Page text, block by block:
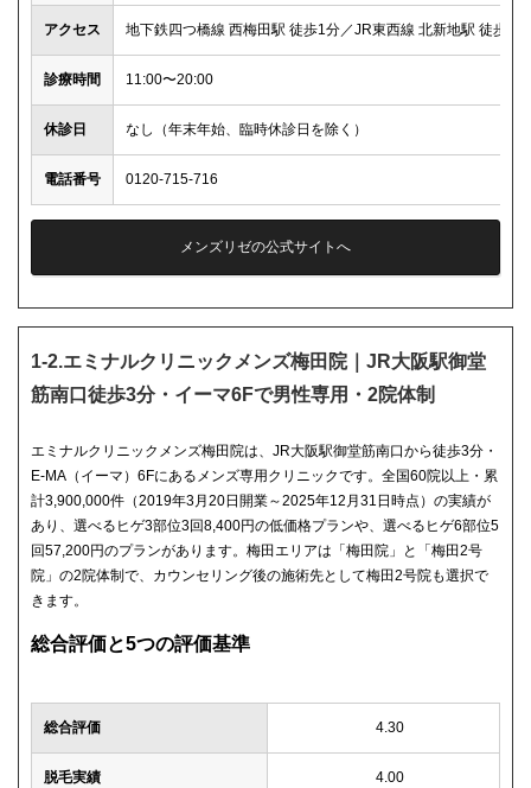
アクセス 地下鉄四つ橋線 西梅田駅 徒歩1分／JR東西線 北新地駅 徒歩3
診療時間 11:00〜20:00
休診日 なし（年末年始、臨時休診日を除く）
電話番号 0120-715-716
メンズリゼの公式サイトへ
1-2.エミナルクリニックメンズ梅田院｜JR大阪駅御堂
筋南口徒歩3分・イーマ6Fで男性専用・2院体制
エミナルクリニックメンズ梅田院は、JR大阪駅御堂筋南口から徒歩3分・
E-MA（イーマ）6Fにあるメンズ専用クリニックです。全国60院以上・累
計3,900,000件（2019年3月20日開業～2025年12月31日時点）の実績が
あり、選べるヒゲ3部位3回8,400円の低価格プランや、選べるヒゲ6部位5
回57,200円のプランがあります。梅田エリアは「梅田院」と「梅田2号
院」の2院体制で、カウンセリング後の施術先として梅田2号院も選択で
きます。
総合評価と5つの評価基準
総合評価 4.30
脱毛実績 4.00